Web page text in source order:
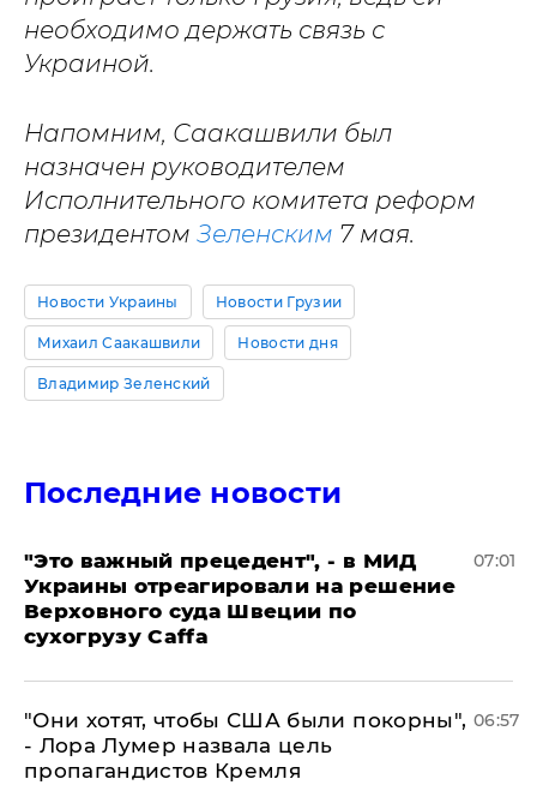
необходимо держать связь с
Украиной.
Напомним, Саакашвили был
назначен руководителем
Исполнительного комитета реформ
президентом Зеленским 7 мая.
Новости Украины Новости Грузии
Михаил Саакашвили Новости дня
Владимир Зеленский
Последние новости
"Это важный прецедент", - в МИД
Украины отреагировали на решение
Верховного суда Швеции по
сухогрузу Caffa
07:01
"Они хотят, чтобы США были покорны",
- Лора Лумер назвала цель
пропагандистов Кремля
06:57